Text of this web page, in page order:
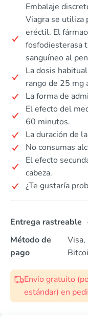
Embalaje
Viagra se utiliza
eréctil. El
fosfodiesterasa
sanguíneo al
La dosis
rango de 25 mg
La forma de
El efecto del
60 minutos.
La duración de
No consumas
El efecto
cabeza.
¿Te gustaría
Entrega rastreable
Método de
pago
Visa,
Envío gratuito
estándar) en